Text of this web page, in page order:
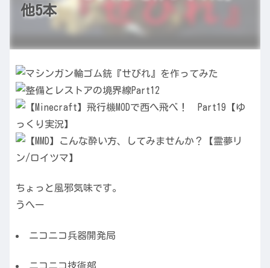
他5本
ちょっと風邪気味です。
うへー
ニコニコ兵器開発局
ニコニコ技術部